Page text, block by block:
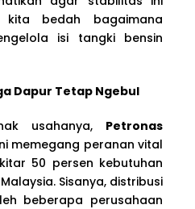
bedah bagaimana
isi tangki bensin
Dapur Tetap Ngebul
usahanya, Petronas
memegang peranan vital
50 persen kebutuhan
Sisanya, distribusi
beberapa perusahaan